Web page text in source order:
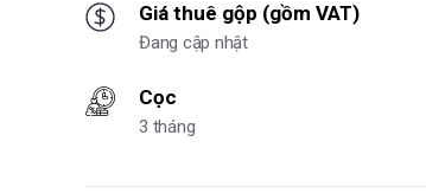
Giá thuê gộp (gồm VAT)
Đang cập nhật
Cọc
3 tháng